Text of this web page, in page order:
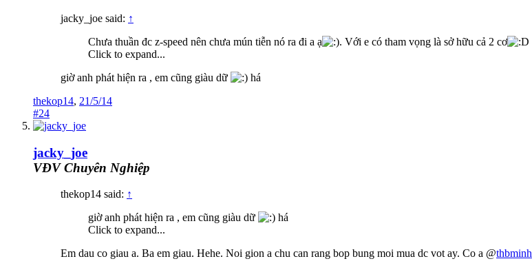
jacky_joe said: ↑
Chưa thuần đc z-speed nên chưa mún tiễn nó ra đi a ạ
. Với e có tham vọng là sở hữu cả 2 cơ
Click to expand...
giờ anh phát hiện ra , em cũng giàu dữ
há
thekop14, 21/5/14
#24
jacky_joe
VĐV Chuyên Nghiệp
thekop14 said: ↑
giờ anh phát hiện ra , em cũng giàu dữ
há
Click to expand...
Em dau co giau a. Ba em giau. Hehe. Noi gion a chu can rang bop bung moi mua dc vot ay. Co a @thbminh